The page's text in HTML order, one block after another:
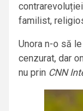
familist,
Unora n-o să
cenzurat, dar
nu prin CNN